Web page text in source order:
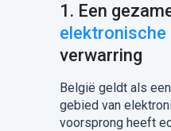
1. Een
verwarring
België geldt als een
gebied van
voorsprong heeft